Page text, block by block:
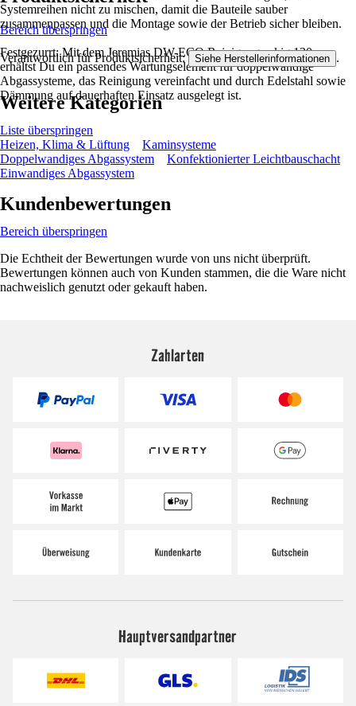
Systemreihen nicht zu mischen, damit die Bauteile sauber
zusammenpassen und die Montage sowie der Betrieb sicher bleiben.
Festgezurrt: Mit dem Jeremias DW-ECO Reinigung eckig 130 mm
erhältst Du ein passendes Wartungselement für doppelwandige
Abgassysteme, das Reinigung vereinfacht und durch Edelstahl sowie
Dämmung auf dauerhaften Einsatz ausgelegt ist.
Bereich überspringen
Verantwortlich für Produktsicherheit: Siehe Herstellerinformationen .
Weitere Kategorien
Liste überspringen
Heizen, Klima & Lüftung
Kaminsysteme
Doppelwandiges Abgassystem
Konfektionierter Leichtbauschacht
Einwandiges Abgassystem
Kundenbewertungen
Bereich überspringen
Die Echtheit der Bewertungen wurde von uns nicht überprüft.
Bewertungen können auch von Kunden stammen, die die Ware nicht
nachweislich genutzt oder gekauft haben.
Zahlarten
Hauptversandpartner